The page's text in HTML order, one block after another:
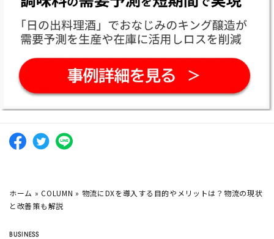
採用情報
product
company
Twitter Facebook
の？
フードロス削減に効く需要予測っ
て？
イールドマネジメントをした
シフト作成を自動化したい
豊田合成
AI 需要予測
ホーム »COLUMN » 物流にDXを導入する目的やメリットは？物流の現状
と改善策も解説
BUSINESS